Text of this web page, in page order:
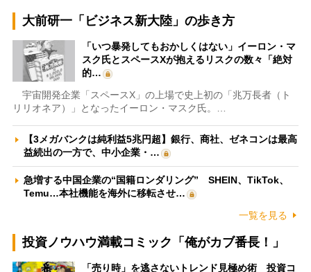
大前研一「ビジネス新大陸」の歩き方
「いつ暴発してもおかしくはない」イーロン・マ
スク氏とスペースXが抱えるリスクの数々「絶対
的…
宇宙開発企業「スペースX」の上場で史上初の「兆万長者（ト
リリオネア）」となったイーロン・マスク氏。…
【3メガバンクは純利益5兆円超】銀行、商社、ゼネコンは最高
益続出の一方で、中小企業・…
急増する中国企業の“国籍ロンダリング” SHEIN、TikTok、
Temu…本社機能を海外に移転させ…
一覧を見る
投資ノウハウ満載コミック「俺がカブ番長！」
「売り時」を逃さないトレンド見極め術 投資コ